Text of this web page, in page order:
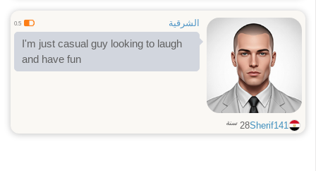
الشرقية 0.5
I'm just casual guy looking to laugh
and have fun
Sherif141
28 سنة